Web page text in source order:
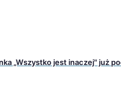
„Wszystko jest inaczej" już